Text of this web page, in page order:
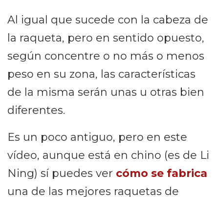
Al igual que sucede con la cabeza de
la raqueta, pero en sentido opuesto,
según concentre o no más o menos
peso en su zona, las características
de la misma serán unas u otras bien
diferentes.
Es un poco antiguo, pero en este
vídeo, aunque está en chino (es de Li
Ning) sí puedes ver cómo se fabrica
una de las mejores raquetas de